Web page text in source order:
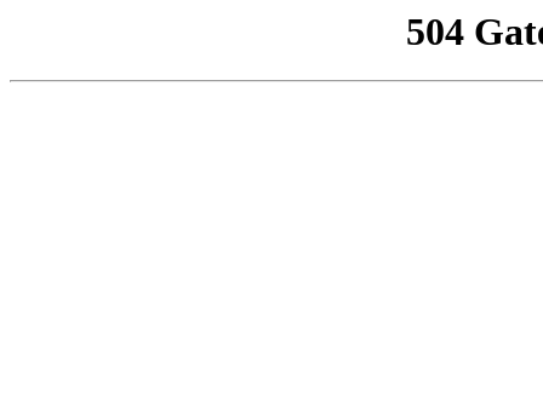
504